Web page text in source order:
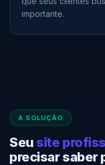
importante.
A SOLUÇÃO
Seusite
precisar saber